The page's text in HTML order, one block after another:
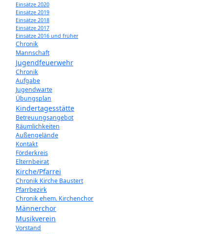
Einsätze 2020
Einsätze 2019
Einsätze 2018
Einsätze 2017
Einsätze 2016 und früher
Chronik
Mannschaft
Jugendfeuerwehr
Chronik
Aufgabe
Jugendwarte
Übungsplan
Kindertagesstätte
Betreuungsangebot
Räumlichkeiten
Außengelände
Kontakt
Förderkreis
Elternbeirat
Kirche/Pfarrei
Chronik Kirche Baustert
Pfarrbezirk
Chronik ehem. Kirchenchor
Männerchor
Musikverein
Vorstand